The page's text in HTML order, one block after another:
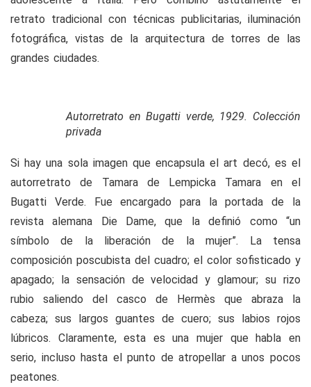
retrato tradicional con técnicas publicitarias, iluminación
fotográfica, vistas de la arquitectura de torres de las
grandes ciudades.
Autorretrato en Bugatti verde, 1929. Colección
privada
Si hay una sola imagen que encapsula el art decó, es el
autorretrato de Tamara de Lempicka Tamara en el
Bugatti Verde. Fue encargado para la portada de la
revista alemana Die Dame, que la definió como “un
símbolo de la liberación de la mujer”. La tensa
composición poscubista del cuadro; el color sofisticado y
apagado; la sensación de velocidad y glamour; su rizo
rubio saliendo del casco de Hermès que abraza la
cabeza; sus largos guantes de cuero; sus labios rojos
lúbricos. Claramente, esta es una mujer que habla en
serio, incluso hasta el punto de atropellar a unos pocos
peatones.